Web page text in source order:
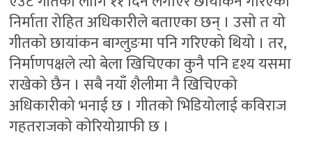
निर्माता रोहित अधिकारीले बताएका छन् । उसो त यो
गीतको छायांकन बाग्लुङमा पनि गरिएको थियो । तर,
निर्माणपक्षले त्यो बेला खिचिएका कुनै पनि दृश्य यसमा
राखेको छैन । सबै नयाँ शैलीमा नै खिचिएको
अधिकारीको भनाई छ । गीतको भिडियोलाई कविराज
गहतराजको कोरियोग्राफी छ ।